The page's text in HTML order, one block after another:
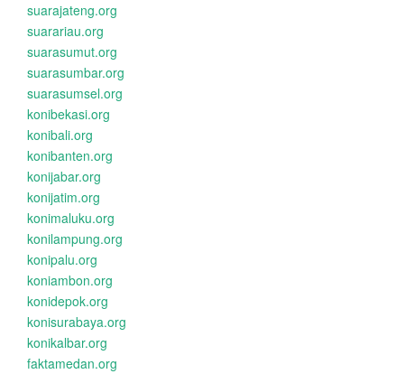
suarajateng.org
suarariau.org
suarasumut.org
suarasumbar.org
suarasumsel.org
konibekasi.org
konibali.org
konibanten.org
konijabar.org
konijatim.org
konimaluku.org
konilampung.org
konipalu.org
koniambon.org
konidepok.org
konisurabaya.org
konikalbar.org
faktamedan.org